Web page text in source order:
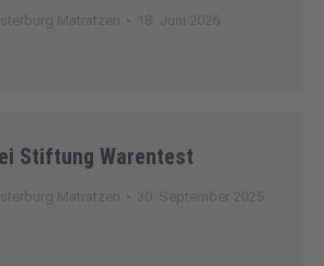
Stiftung Warentest